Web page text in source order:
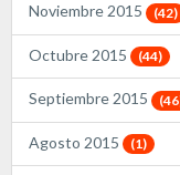
Noviembre 2015 (42)
Octubre 2015 (44)
Septiembre 2015
Agosto 2015 (1)